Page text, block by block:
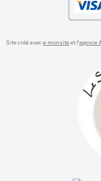
Site créé avece-monsiteet l'agence